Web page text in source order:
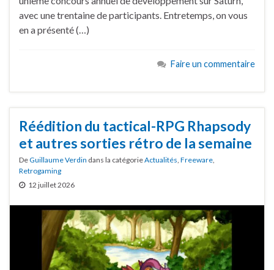
avec une trentaine de participants. Entretemps, on vous
en a présenté (…)
Faire un commentaire
Réédition du tactical-RPG Rhapsody
et autres sorties rétro de la semaine
DeGuillaume Verdin dans la catégorieActualités Freeware
Retrogaming
12 juillet 2026